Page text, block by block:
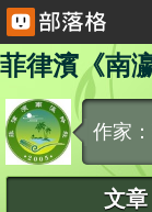
菲律濱《南
作家
文章